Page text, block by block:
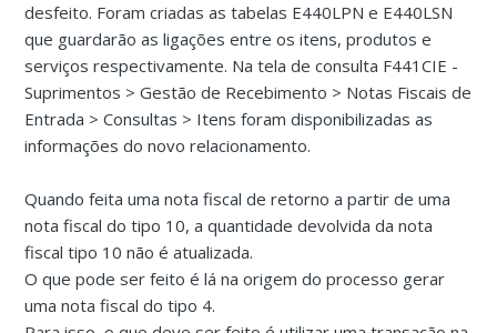
desfeito. Foram criadas as tabelas E440LPN e E440LSN
que guardarão as ligações entre os itens, produtos e
serviços respectivamente. Na tela de consulta F441CIE -
Suprimentos > Gestão de Recebimento > Notas Fiscais de
Entrada > Consultas > Itens foram disponibilizadas as
informações do novo relacionamento.
Quando feita uma nota fiscal de retorno a partir de uma
nota fiscal do tipo 10, a quantidade devolvida da nota
fiscal tipo 10 não é atualizada.
O que pode ser feito é lá na origem do processo gerar
uma nota fiscal do tipo 4.